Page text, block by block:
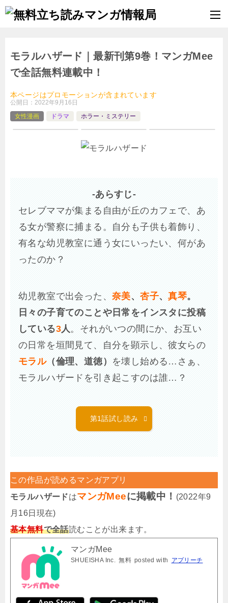
モラルハザード｜最新刊第9巻！マンガMee
で全話無料連載中！
本ページはプロモーションが含まれています
公開日： 2022年9月16日
女性漫画
ドラマ ホラー・ミステリー
-あらすじ-
セレブママが集まる自由が丘のカフェで、あ
る女が警察に捕まる。自分も子供も着飾り、
有名な幼児教室に通う女にいったい、何があ
ったのか？
幼児教室で出会った、 奈美、杏子、真琴。
日々の子育てのことや日常をインスタに投稿
している3人。それがいつの間にか、お互い
の日常を垣間見て、自分を顕示し、彼女らの
モラル（倫理、道徳） を壊し始める…さぁ、
モラルハザードを引き起こすのは誰…？
第1話試し読み
この作品が読めるマンガアプリ
モラルハザードはマンガMeeに掲載中！ (2022年9
月16日現在)
基本無料で全話読むことが出来ます。
マンガMee
SHUEISHA Inc. 無料 posted with アプリーチ